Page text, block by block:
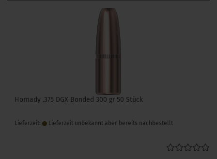
Hornady .375 DGX Bonded 300 gr 50 Stück
Lieferzeit: Lieferzeit unbekannt aber bereits nachbestellt